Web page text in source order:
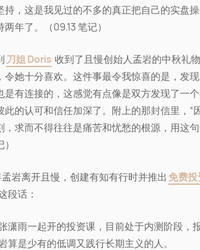
持，这是我见过的不多的真正把自己的实盘
两年了。（09.13 笔记）
刀姐 Doris 收到了且慢创始人孟岩的中秋礼
令她十分喜欢。这件事最令我惊喜的是，发
是有连接的，这感觉有点像是双方发现了一
此的认可和信任加深了。附上的那封信里，“
，求而不得往往是痛苦和忧愁的根源，用这
岩离开且慢，创建有知有行时并推出免费投
段话：
潇雨一起开的投资课，目前处于内测阶段，
算是少有的低调又践行长期主义的人。